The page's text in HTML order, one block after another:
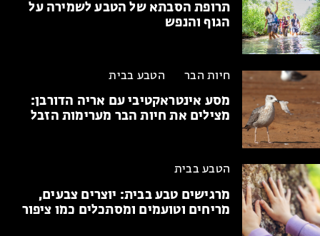
תרופת הסבתא של הטבעלשמירה על
הגוף והנפש
חיות הבר הטבע בבית
מסע אינטראקטיבי עם אריה הדורבן:
מצילים את חיות הבר מערימות הזבל
הטבע בבית
מרגישים טבע בבית: יוצרים צבעים,
מריחים וטועמים ומסתכלים כמו ציפור